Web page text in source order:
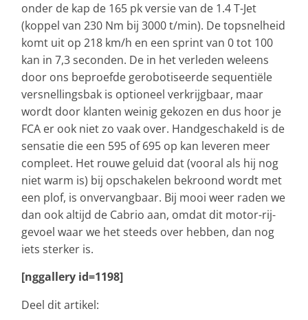
onder de kap de 165 pk versie van de 1.4 T-Jet
(koppel van 230 Nm bij 3000 t/min). De topsnelheid
komt uit op 218 km/h en een sprint van 0 tot 100
kan in 7,3 seconden. De in het verleden weleens
door ons beproefde gerobotiseerde sequentiële
versnellingsbak is optioneel verkrijgbaar, maar
wordt door klanten weinig gekozen en dus hoor je
FCA er ook niet zo vaak over. Handgeschakeld is de
sensatie die een 595 of 695 op kan leveren meer
compleet. Het rouwe geluid dat (vooral als hij nog
niet warm is) bij opschakelen bekroond wordt met
een plof, is onvervangbaar. Bij mooi weer raden we
dan ook altijd de Cabrio aan, omdat dit motor-rij-
gevoel waar we het steeds over hebben, dan nog
iets sterker is.
[nggallery id=1198]
Deel dit artikel: